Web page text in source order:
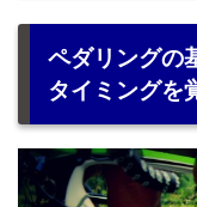
ペダリングの
タイミングを